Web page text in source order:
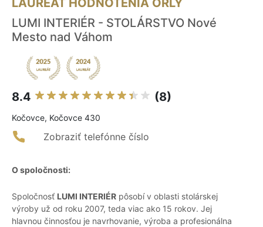
LAUREÁT HODNOTENIA ORLY
LUMI INTERIÉR - STOLÁRSTVO Nové
Mesto nad Váhom
8.4 (8)
Kočovce, Kočovce 430
Zobraziť telefónne číslo
O spoločnosti:
Spoločnosť LUMI INTERIÉR pôsobí v oblasti stolárskej
výroby už od roku 2007, teda viac ako 15 rokov. Jej
hlavnou činnosťou je navrhovanie, výroba a profesionálna